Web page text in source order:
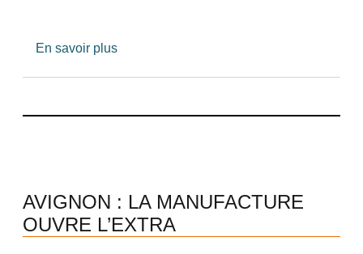
En savoir plussur NANTES : Le TU-Nantes lance son
AVIGNON : LA MANUFACTURE
OUVRE L’EXTRA